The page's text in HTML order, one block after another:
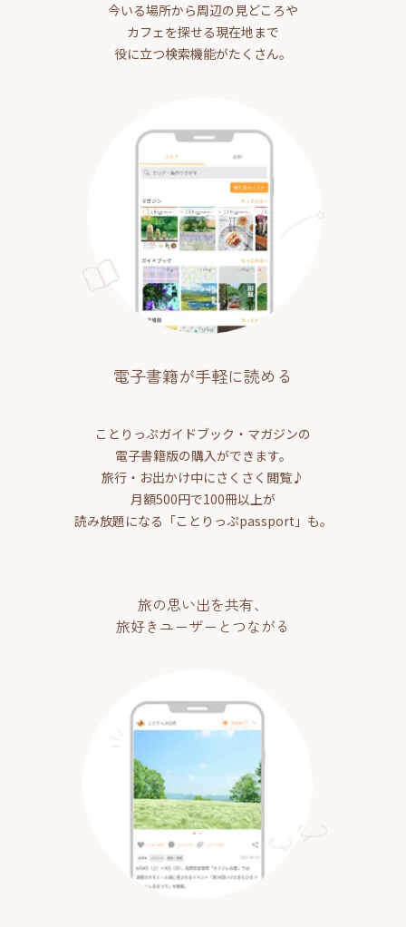
今いる場所から周辺の見どころや
カフェを探せる現在地まで
役に立つ検索機能がたくさん。
電子書籍が手軽に読める
ことりっぷガイドブック・マガジンの
電子書籍版の購入ができます。
旅行・お出かけ中にさくさく閲覧♪
月額500円で100冊以上が
読み放題になる「ことりっぷpassport」も。
旅の思い出を共有、
旅好きユーザーとつながる